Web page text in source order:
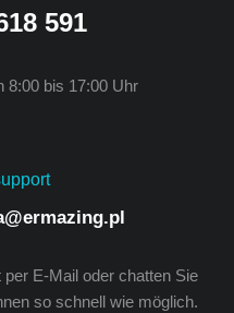
591
8:00 bis 17:00 Uhr
E-Mail oder chatten Sie
so schnell wie möglich.